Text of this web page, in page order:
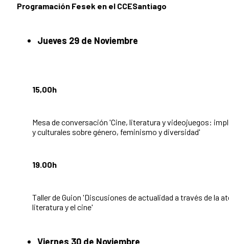
Programación Fesek en el CCESantiago
Jueves 29 de Noviembre
15,00h
Mesa de conversación 'Cine, literatura y videojuegos:
y culturales sobre género, feminismo y diversidad'
19.00h
Taller de Guion 'Discusiones de actualidad a través de la
literatura y el cine'
Viernes 30 de Noviembre